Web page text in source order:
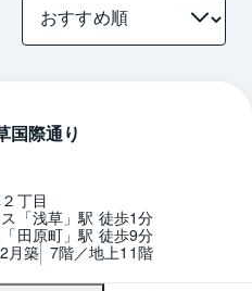
1 / 0 間取り
国際通り
丁目
「浅草」駅 徒歩1分
田原町」駅 徒歩9分
月築 7階／地上11階